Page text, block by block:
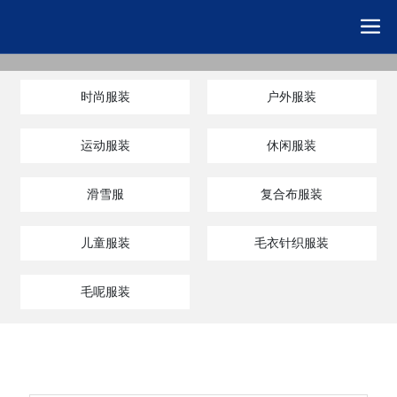
时尚服装 户外服装
运动服装 休闲服装
滑雪服 复合布服装
儿童服装 毛衣针织服装
毛呢服装